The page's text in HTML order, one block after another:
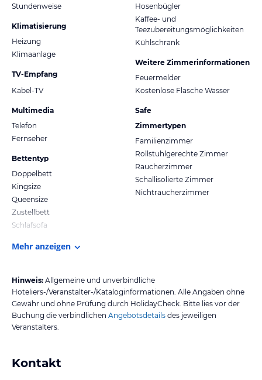
Stundenweise
Klimatisierung
Heizung
Klimaanlage
TV-Empfang
Kabel-TV
Multimedia
Telefon
Fernseher
Bettentyp
Doppelbett
Kingsize
Queensize
Zustellbett
Schlafsofa
Hosenbügler
Kaffee- und
Teezubereitungsmöglichkeiten
Kühlschrank
Weitere Zimmerinformationen
Feuermelder
Kostenlose Flasche Wasser
Safe
Zimmertypen
Familienzimmer
Rollstuhlgerechte Zimmer
Raucherzimmer
Schallisolierte Zimmer
Nichtraucherzimmer
Mehr anzeigen
Hinweis: Allgemeine und unverbindliche
Hoteliers-/Veranstalter-/Kataloginformationen. Alle Angaben ohne
Gewähr und ohne Prüfung durch HolidayCheck. Bitte lies vor der
Buchung die verbindlichen Angebotsdetails des jeweiligen
Veranstalters.
Kontakt